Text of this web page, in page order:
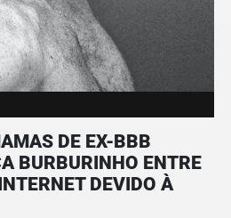
DE EX-BBB
BURBURINHO ENTRE
DEVIDO À